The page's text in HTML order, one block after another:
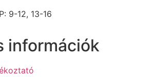
9-12, 13-16
információk